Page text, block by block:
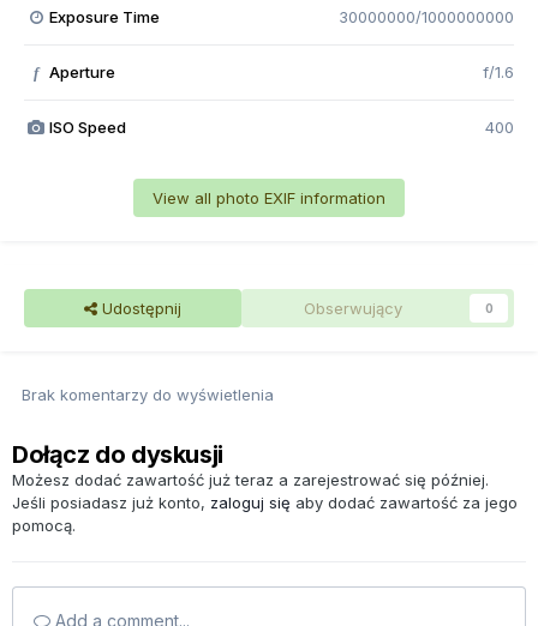
Exposure Time 30000000/1000000000
f Aperture f/1.6
ISO Speed 400
View all photo EXIF information
Udostępnij Obserwujący 0
Brak komentarzy do wyświetlenia
Dołącz do dyskusji
Możesz dodać zawartość już teraz a zarejestrować się później.
Jeśli posiadasz już konto, zaloguj się aby dodać zawartość za jego
pomocą.
Add a comment...